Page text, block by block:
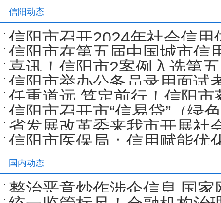
题线索征集公告
信阳动态
信阳市召开2024年社会信
环境建设业务培训会
信阳市在第五届中国城市信
体系建设示范区经验
喜讯！信阳市2案例入选第
案例
信阳市举办公务员录用面试
任重道远 笃定前行！信阳
设示范区
信阳市召开市“信易贷”（绿
用暨功能升级推进会
省发展改革委来我市开展社
区）调研
信阳市医保局：信用赋能优
宣传
国内动态
整治恶意炒作涉企信息 国